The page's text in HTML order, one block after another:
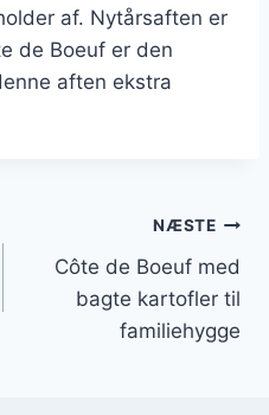
af. Nytårsaften er
de Boeuf er den
aften ekstra
NÆSTE
Côte de Boeuf med
bagte kartofler til
familiehygge